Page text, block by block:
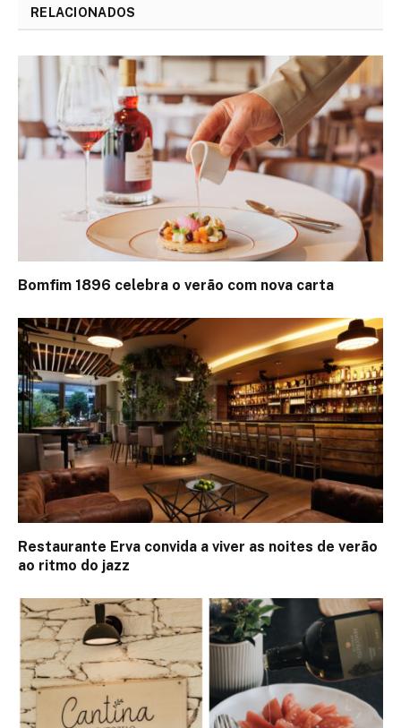
RELACIONADOS
Bomfim 1896 celebra o verão com nova carta
Restaurante Erva convida a viver as noites de verão
ao ritmo do jazz